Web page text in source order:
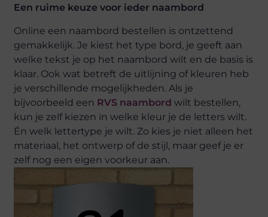
Een ruime keuze voor ieder naambord
Online een naambord bestellen is ontzettend
gemakkelijk. Je kiest het type bord, je geeft aan
welke tekst je op het naambord wilt en de basis is
klaar. Ook wat betreft de uitlijning of kleuren heb
je verschillende mogelijkheden. Als je
bijvoorbeeld een RVS naambord wilt bestellen,
kun je zelf kiezen in welke kleur je de letters wilt.
Én welk lettertype je wilt. Zo kies je niet alleen het
materiaal, het ontwerp of de stijl, maar geef je er
zelf nog een eigen voorkeur aan.